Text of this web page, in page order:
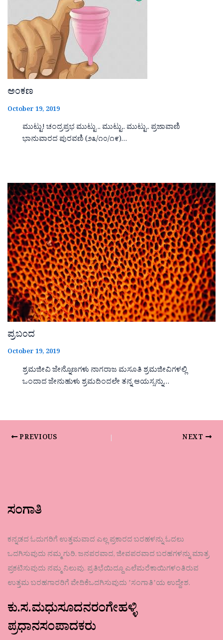
ಅಂಕಣ
October 19, 2019
ಮುಟ್ಟು! ಚಂದ್ರಪ್ರಭ ಮುಟ್ಟು .. ಮುಟ್ಟು.. ಮುಟ್ಟು.. ಪ್ರಜಾವಾಣಿ
ಭಾನುವಾರದ ಪುರವಣಿ (೨೩/೧೦/೧೯)…
ಪ್ರಬಂದ
October 19, 2019
ಶ್ರಮಜೀವಿ ಜೇನ್ನೊಣಗಳು ನಾಗರಾಜ ಮಸೂತಿ ಶ್ರಮಜೀವಿಗಳಲ್ಲಿ
ಒಂದಾದ ಜೇನುಹುಳು ಶ್ರಮದಿಂದಲೇ ತನ್ನ ಆಯಸ್ಸನ್ನು…
PREVIOUS NEXT
ಸಂಗಾತಿ
ಕನ್ನಡದ ಓದುಗರಿಗೆ ಉತ್ತಮವಾದ ಎಲ್ಲ ಪ್ರಕಾರದ ಬರಹಳನ್ನು ಓದಲು
ಒದಗಿಸುವುದು ನಮ್ಮ ಗುರಿ. ಜನಪರವಾದ, ಜೀವಪರವಾದ ಬರಹಗಳನ್ನು ಮಾತ್ರ
ಪ್ರಕಟಿಸುವುದು ನಮ್ಮ ನಿಲುವು. ಪ್ರತಿಭೆಯಿದ್ದೂ ಎಲೆಮರೆಕಾಯಿಗಳಂತಿರುವ
ಉತ್ತಮ ಬರಹಗಾರರಿಗೆ ವೇದಿಕೆಒದಗಿಸುವುದು ʼಸಂಗಾತಿʼಯ ಉದ್ದೇಶ.
ಕು.ಸ.ಮಧುಸೂದನರಂಗೇಹಳ್ಳಿ
ಪ್ರಧಾನಸಂಪಾದಕರು